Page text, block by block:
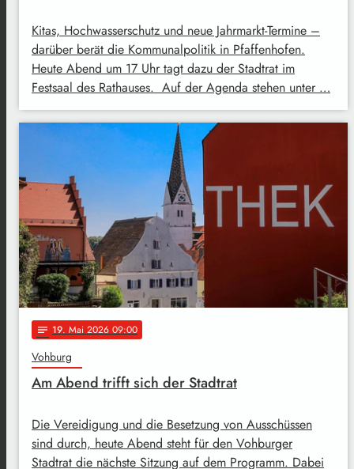
Kitas, Hochwasserschutz und neue Jahrmarkt-Termine –
darüber berät die Kommunalpolitik in Pfaffenhofen.
Heute Abend um 17 Uhr tagt dazu der Stadtrat im
Festsaal des Rathauses. Auf der Agenda stehen unter …
notes 19. Mai 2026 09:00
Vohburg
Am Abend trifft sich der Stadtrat
Die Vereidigung und die Besetzung von Ausschüssen
sind durch, heute Abend steht für den Vohburger
Stadtrat die nächste Sitzung auf dem Programm. Dabei